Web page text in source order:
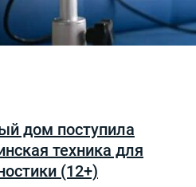
дом поступила
техника для
(12+)